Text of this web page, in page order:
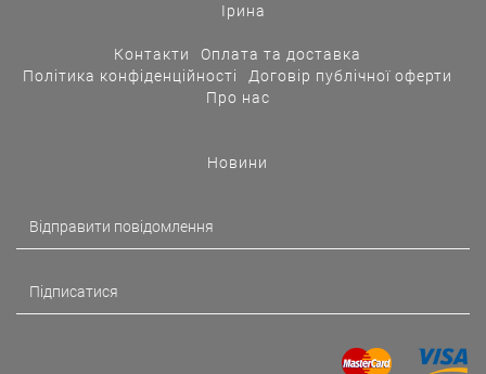
Ірина
Контакти
Оплата та доставка
Політика конфіденційності
Договір публічної оферти
Про нас
Новини